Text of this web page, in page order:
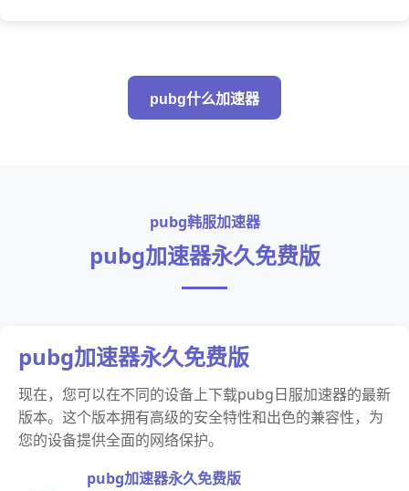
pubg什么加速器
pubg韩服加速器
pubg加速器永久免费版
pubg加速器永久免费版
现在，您可以在不同的设备上下载pubg日服加速器的最新
版本。这个版本拥有高级的安全特性和出色的兼容性，为
您的设备提供全面的网络保护。
pubg加速器永久免费版